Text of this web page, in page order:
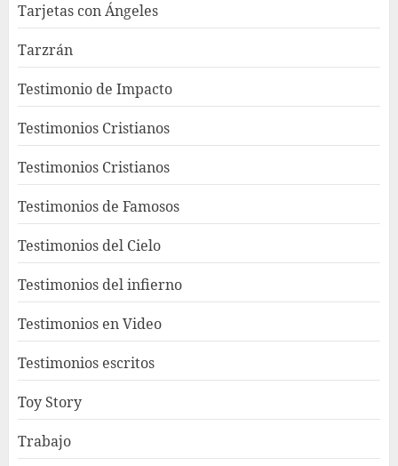
Tarjetas con Ángeles
Tarzrán
Testimonio de Impacto
Testimonios Cristianos
Testimonios Cristianos
Testimonios de Famosos
Testimonios del Cielo
Testimonios del infierno
Testimonios en Video
Testimonios escritos
Toy Story
Trabajo